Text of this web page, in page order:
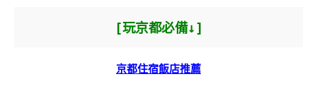
[玩京都必備↓]
京都住宿飯店推薦